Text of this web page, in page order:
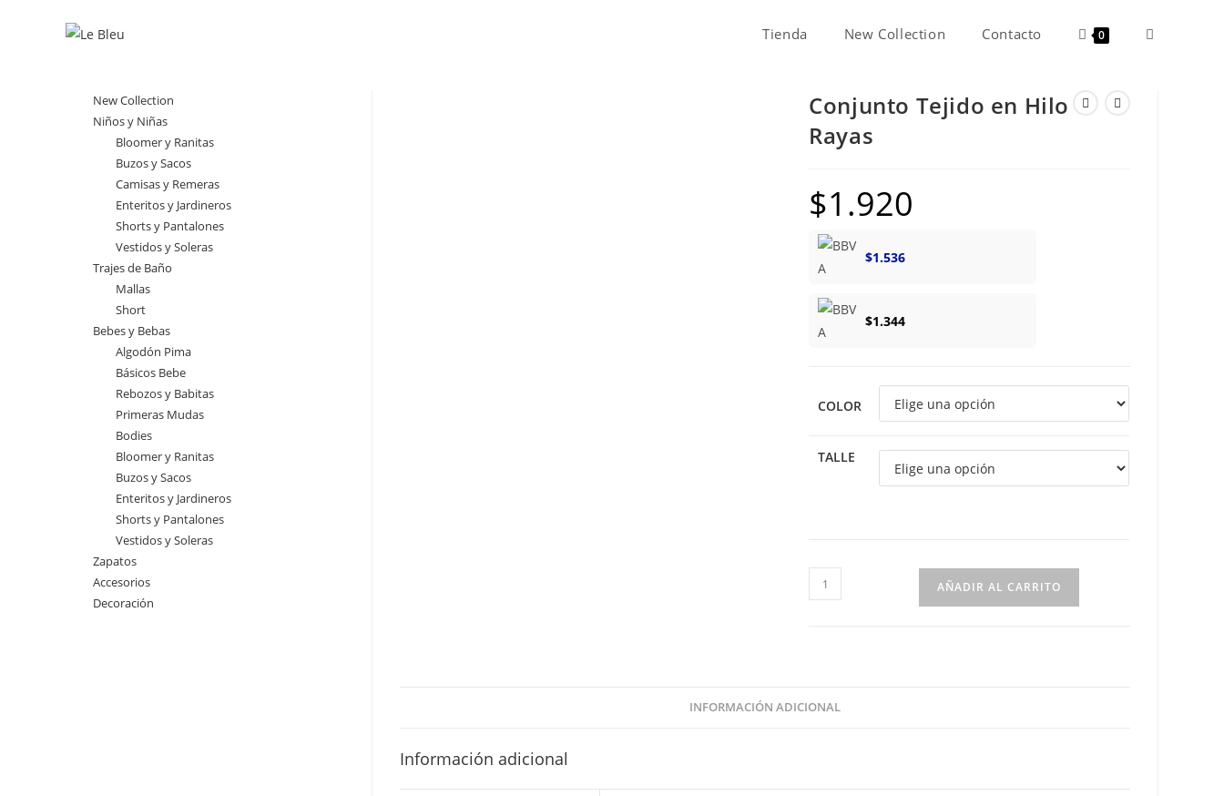
Tienda New Collection Contacto 0 Alternar
Conjunto Tejido en Hilo
Rayas
$1.920
$1.536
$1.344
COLOR
TALLE
Conjunto
Tejido
AÑADIR AL CARRITO
INFORMACIÓN ADICIONAL
Información adicional
New Collection
Niños y Niñas
Bloomer y Ranitas
Buzos y Sacos
Camisas y Remeras
Enteritos y Jardineros
Shorts y Pantalones
Vestidos y Soleras
Trajes de Baño
Mallas
Short
Bebes y Bebas
Algodón Pima
Básicos Bebe
Rebozos y Babitas
Primeras Mudas
Bodies
Bloomer y Ranitas
Buzos y Sacos
Enteritos y Jardineros
Shorts y Pantalones
Vestidos y Soleras
Zapatos
Accesorios
Decoración